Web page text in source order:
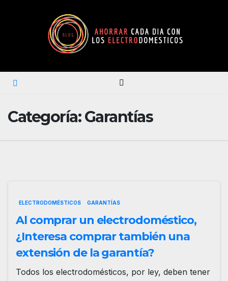
Categoría:Garantías
ELECTRODOMÉSTICOS GARANTÍAS
Al comprar un electrodoméstico,
¿Interesa comprar también una
extensión de la garantía?
Todos los electrodomésticos, por ley, deben tener